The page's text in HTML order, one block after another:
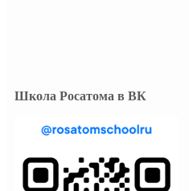
Школа Росатома в ВК